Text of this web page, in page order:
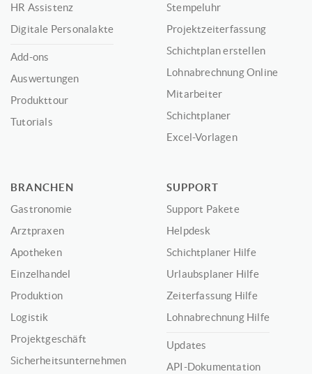
HR Assistenz
Digitale Personalakte
Add-ons
Auswertungen
Produkttour
Tutorials
Stempeluhr
Projektzeiterfassung
Schichtplan erstellen
Lohnabrechnung Online
Mitarbeiter
Schichtplaner
Excel-Vorlagen
BRANCHEN
Gastronomie
Arztpraxen
Apotheken
Einzelhandel
Produktion
Logistik
Projektgeschäft
Sicherheitsunternehmen
SUPPORT
Support Pakete
Helpdesk
Schichtplaner Hilfe
Urlaubsplaner Hilfe
Zeiterfassung Hilfe
Lohnabrechnung Hilfe
Updates
API-Dokumentation